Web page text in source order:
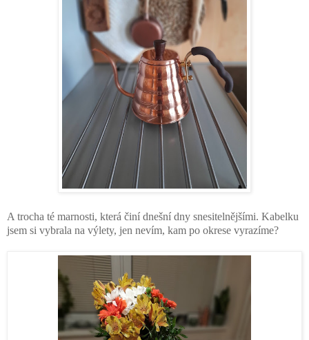
A trocha té marnosti, která činí dnešní dny snesitelnějšími. Kabelku
jsem si vybrala na výlety, jen nevím, kam po okrese vyrazíme?